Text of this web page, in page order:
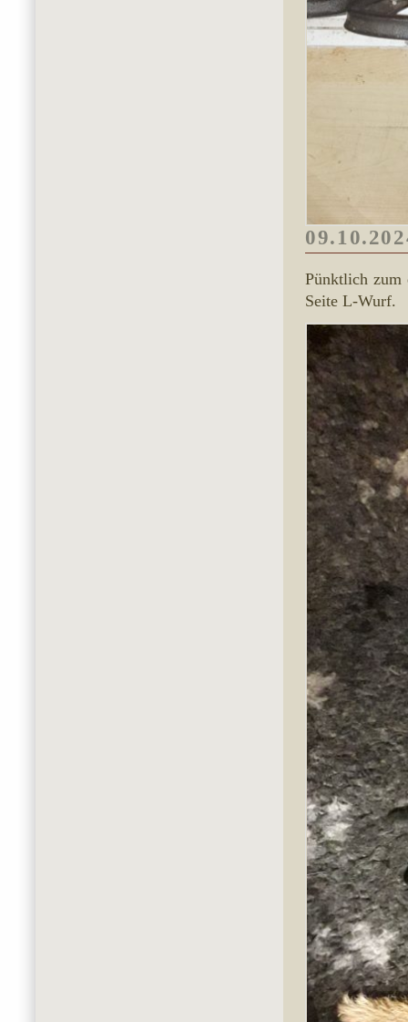
Pünktlich zum
Seite L-Wurf.